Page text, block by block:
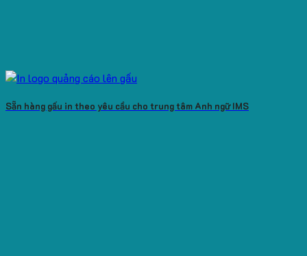
Sẵn hàng gấu in theo yêu cầu cho trung tâm Anh ngữ IMS